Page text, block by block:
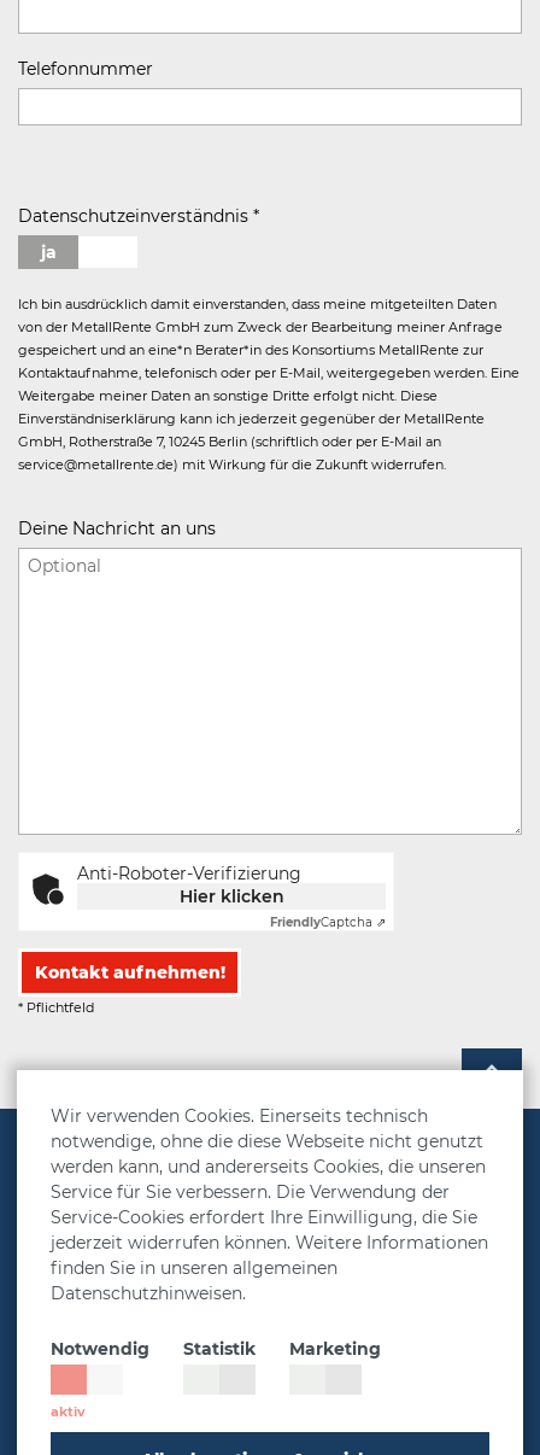
Wir verwenden Cookies. Einerseits technisch
notwendige, ohne die diese Webseite nicht genutzt
werden kann, und andererseits Cookies, die unseren
Service für Sie verbessern. Die Verwendung der
Service-Cookies erfordert Ihre Einwilligung, die Sie
jederzeit widerrufen können. Weitere Informationen
finden Sie in unseren allgemeinen
Datenschutzhinweisen.
Notwendig Statistik Marketing
Telefonnummer
Datenschutzeinverständnis *
Ich bin ausdrücklich damit einverstanden, dass meine mitgeteilten Daten
von der MetallRente GmbH zum Zweck der Bearbeitung meiner Anfrage
gespeichert und an eine*n Berater*in des Konsortiums MetallRente zur
Kontaktaufnahme, telefonisch oder per E-Mail, weitergegeben werden. Eine
Weitergabe meiner Daten an sonstige Dritte erfolgt nicht. Diese
Einverständniserklärung kann ich jederzeit gegenüber der MetallRente
GmbH, Rotherstraße 7, 10245 Berlin (schriftlich oder per E-Mail an
service@metallrente.de) mit Wirkung für die Zukunft widerrufen.
Deine Nachricht an uns
Anti-Roboter-Verifizierung
Hier klicken
FriendlyCaptcha ⇗
Kontakt aufnehmen!
* Pflichtfeld
Vorsorgelösungen
Rechner
Über MetallRente
Presse & Aktuelles
Datenschutz